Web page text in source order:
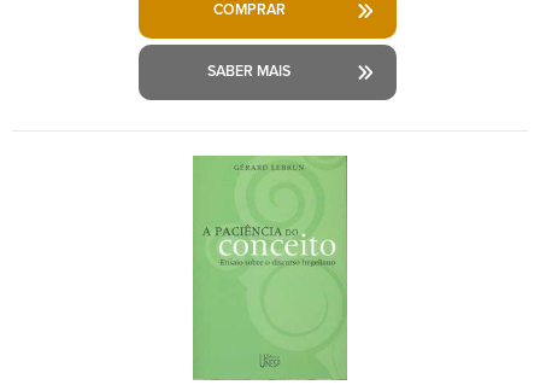
COMPRAR
SABER MAIS